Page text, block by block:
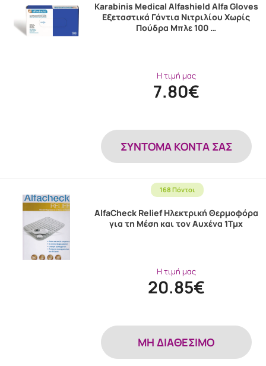
Karabinis Medical Alfashield Alfa Gloves
Εξεταστικά Γάντια Νιτριλίου Χωρίς
Πούδρα Μπλε 100 …
Η τιμή μας
7.80€
ΣΎΝΤΟΜΑ ΚΟΝΤΆ ΣΑΣ
168 Πόντοι
AlfaCheck Relief Ηλεκτρική Θερμοφόρα
για τη Μέση και τον Αυχένα 1Τμχ
Η τιμή μας
20.85€
MH ΔΙΑΘΕΣΙΜΟ